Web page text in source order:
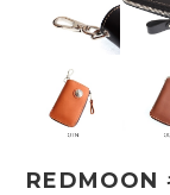
REDMOON